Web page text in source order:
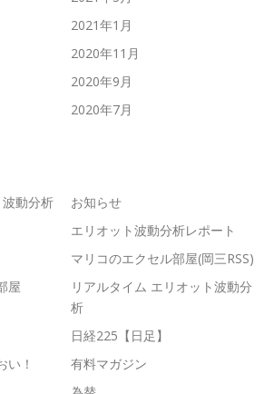
2021年1月
2020年11月
2020年9月
2020年7月
動分析
お知らせ
エリオット波動分析レポート
マリコのエクセル部屋(岡三RSS)
屋
リアルタイム エリオット波動分
析
日経225【日足】
い！
有料マガジン